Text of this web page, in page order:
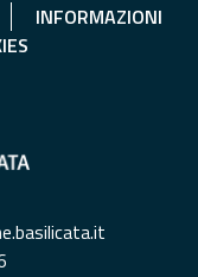
INFORMAZIONI